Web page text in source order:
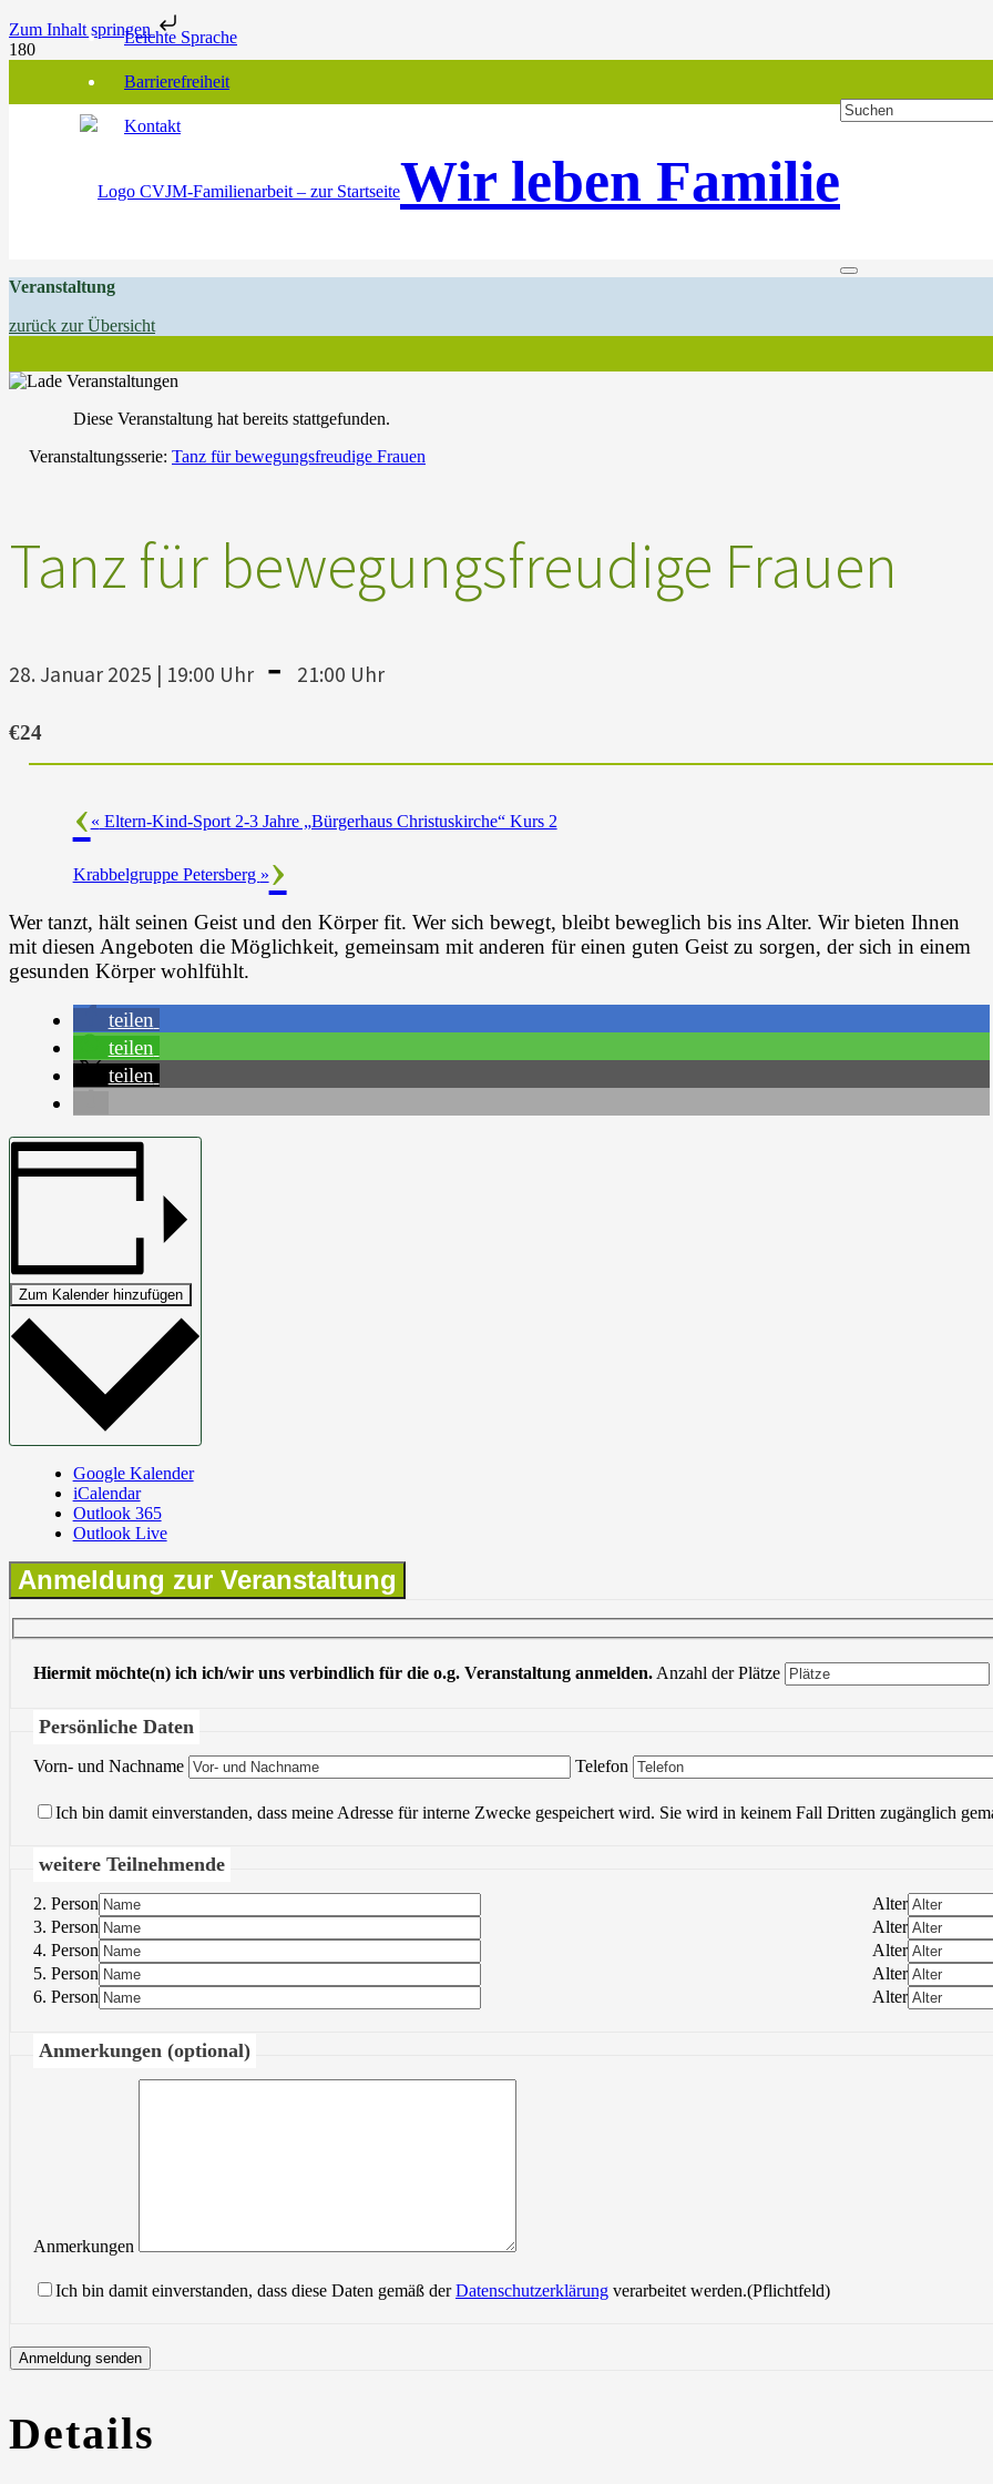
Zum Inhalt springenLeichte Sprache
Barrierefreiheit
Kontakt
Wir leben Familie
Veranstaltung
zurück zur Übersicht
Diese Veranstaltung hat bereits stattgefunden.
Veranstaltungsserie: Tanz für bewegungsfreudige Frauen
Tanz für bewegungsfreudige Frauen
28. Januar 2025 | 19:00 Uhr - 21:00 Uhr
€24
« Eltern-Kind-Sport 2-3 Jahre „Bürgerhaus Christuskirche“ Kurs 2
Krabbelgruppe Petersberg »
Wer tanzt, hält seinen Geist und den Körper fit. Wer sich bewegt, bleibt beweglich bis ins Alter. Wir bieten Ihnen
mit diesen Angeboten die Möglichkeit, gemeinsam mit anderen für einen guten Geist zu sorgen, der sich in einem
gesunden Körper wohlfühlt.
teilen
teilen
teilen
Zum Kalender hinzufügen
Google Kalender
iCalendar
Outlook 365
Outlook Live
Anmeldung zur Veranstaltung
Hiermit möchte(n) ich ich/wir uns verbindlich für die o.g. Veranstaltung anmelden. Anzahl der Plätze
Persönliche Daten
Vorn- und Nachname Bitte lasse dieses Feld leer.
Telefon
Ich bin damit einverstanden, dass meine Adresse für interne Zwecke gespeichert wird. Sie wird in keinem Fall Dritten zugänglich
weitere Teilnehmende
2. Person
Alter
3. Person
Alter
4. Person
Alter
5. Person
Alter
6. Person
Alter
Anmerkungen (optional)
Anmerkungen
Ich bin damit einverstanden, dass diese Daten gemäß derDatenschutzerklärung verarbeitet werden.(Pflichtfeld)
Details